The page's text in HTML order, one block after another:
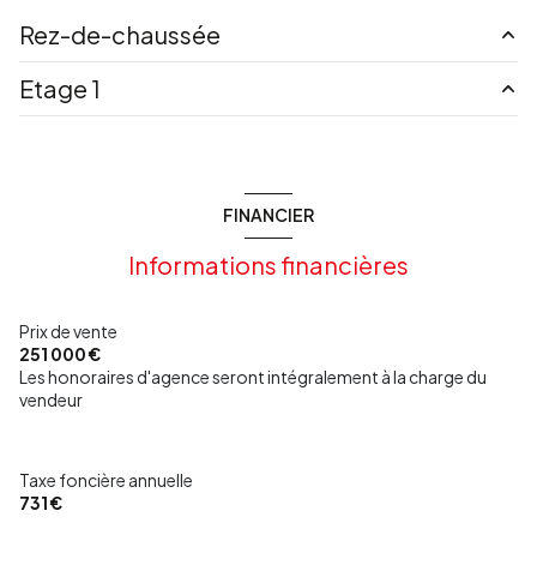
Rez-de-chaussée
cuisine
WC
Etage 1
FINANCIER
Informations financières
Prix de vente
251 000 €
Les honoraires d'agence seront intégralement à la charge du
vendeur
Taxe foncière annuelle
731 €